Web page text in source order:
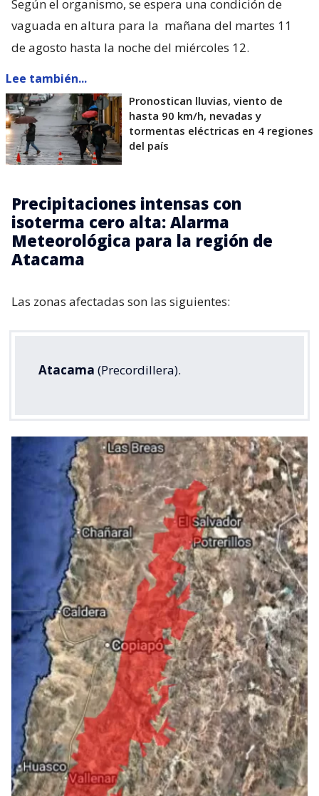
Según el organismo, se espera una condición de
vaguada en altura para la mañana del martes 11
de agosto hasta la noche del miércoles 12.
Lee también...
Pronostican lluvias, viento de
hasta 90 km/h, nevadas y
tormentas eléctricas en 4 regiones
del país
Precipitaciones intensas con
isoterma cero alta: Alarma
Meteorológica para la región de
Atacama
Las zonas afectadas son las siguientes:
Atacama (Precordillera).